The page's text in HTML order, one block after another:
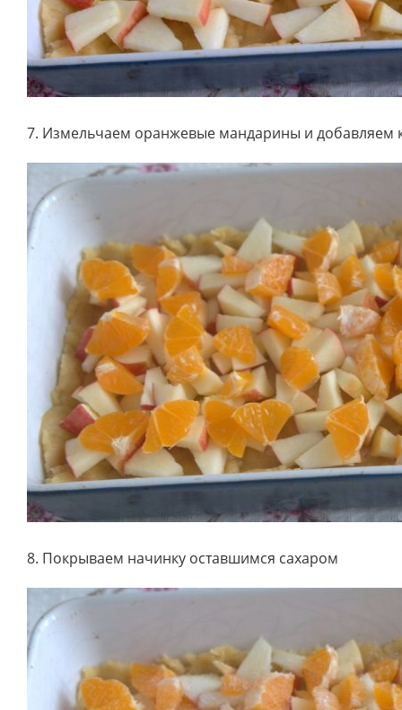
7. Измельчаем оранжевые мандарины и добавляем
8. Покрываем начинку оставшимся сахаром